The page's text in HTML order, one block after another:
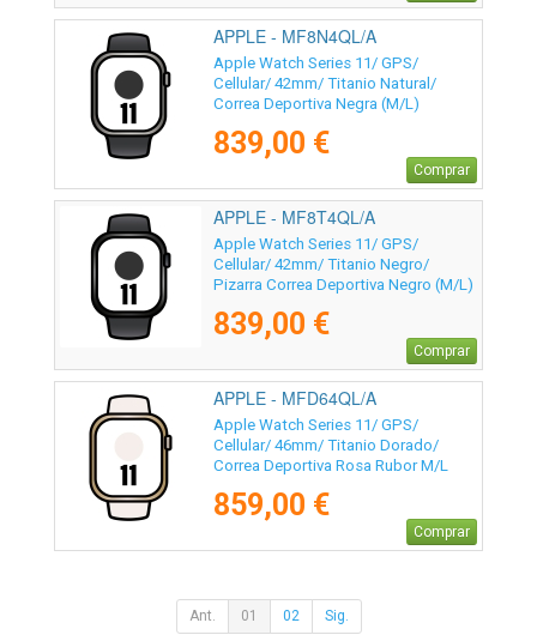
APPLE - MF8N4QL/A
Apple Watch Series 11/ GPS/
Cellular/ 42mm/ Titanio Natural/
Correa Deportiva Negra (M/L)
839,00 €
Comprar
APPLE - MF8T4QL/A
Apple Watch Series 11/ GPS/
Cellular/ 42mm/ Titanio Negro/
Pizarra Correa Deportiva Negro (M/L)
839,00 €
Comprar
APPLE - MFD64QL/A
Apple Watch Series 11/ GPS/
Cellular/ 46mm/ Titanio Dorado/
Correa Deportiva Rosa Rubor M/L
859,00 €
Comprar
Ant. 01 02 Sig.